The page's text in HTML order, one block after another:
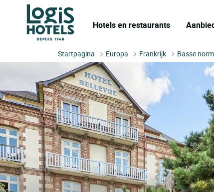
Hotels en restaurants
Startpagina Europa Frankrijk Basse